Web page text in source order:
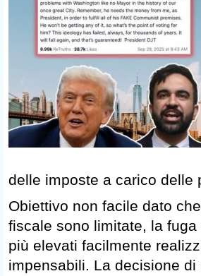
delle imposte a carico delle
Obiettivo non facile dato
fiscale sono limitate, la
più elevati facilmente
impensabili. La decisione